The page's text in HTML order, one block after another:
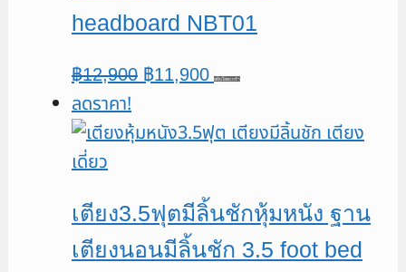
headboard NBT01
฿12,900 Original
was:
฿11,900Current
is:
หยิบใส่ตะกร้า
ลดราคา!
เตียง3.5ฟุตมีลิ้นชักหุ้มหนัง ฐาน
เตียงนอนมีลิ้นชัก 3.5 foot bed